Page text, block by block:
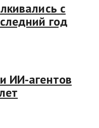
с
год
ИИ-агентов